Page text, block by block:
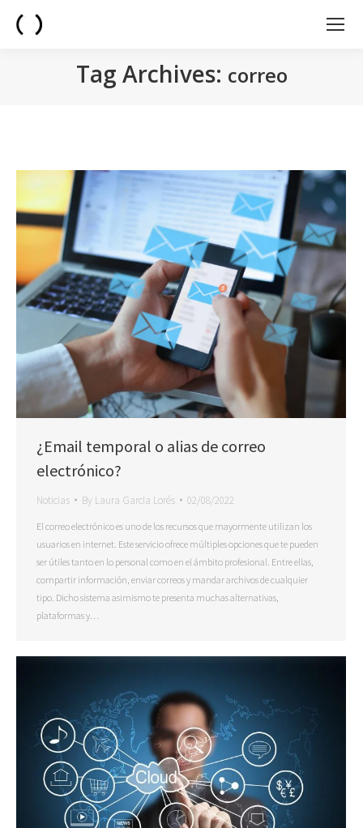
Tag Archives: correo
¿Email temporal o alias de correo
electrónico?
Noticias By Laura Garcia Lorés 02/08/2022
El correo electrónico es uno de los recursos que mayormente utilizan los
usuarios en internet. Este servicio ofrece múltiples opciones que te pueden
ser útiles tanto en lo personal como en el ámbito profesional. Entre ellas,
compartir información, enviar correos y mandar archivos de cualquier
tipo. Dicho sistema asimismo te presenta muchas alternativas,
plataformas y…